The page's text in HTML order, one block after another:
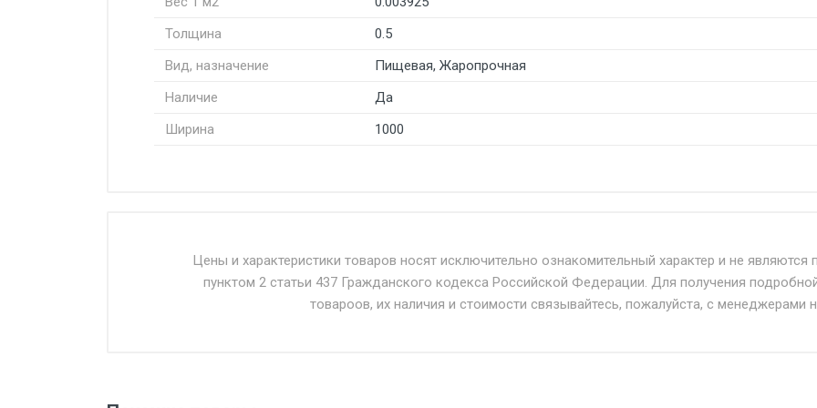
Толщина
0.5
Вид, назначение
Пищевая, Жаропрочная
Наличие
Да
Ширина
1000
Доставка осуществляется собственным и наёмным транспортом, стоимость доставки
Въезд на ТТК и Садовое кольцо + от 500.
Цены и характеристики товаров носят исключительно ознакомительный характер и не
пунктом 2 статьи 437 Гражданского кодекса Российской Федерации. Для получения
товароов, их наличия и стоимости связывайтесь, пожалуйста, с менеджерами